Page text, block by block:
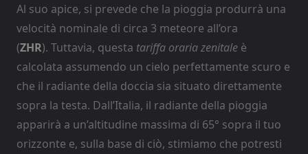
Al suo apice, si prevede che la pioggia produrrà una
velocità nominale di circa 3 meteore all’ora
(ZHR). Tuttavia, questa tariffa oraria zenitale è
calcolata assumendo un cielo perfettamente scuro e
che il radiante della doccia sia situato direttamente
sopra la testa. Dall’Italia, il radiante della pioggia
apparirà a un’altitudine massima di 65° sopra il tuo
orizzonte e, sulla base di ciò, stimiamo che potresti